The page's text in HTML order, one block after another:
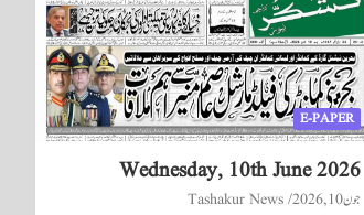
E-PAPER
Wednesday, 10th June 2026
جون 10, 2026 Tashakur News